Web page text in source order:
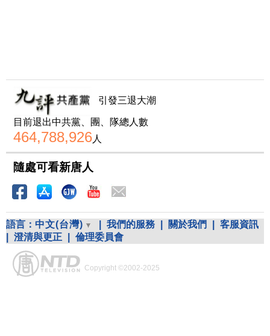
引發三退大潮
目前退出中共黨、團、隊總人數
464,788,926人
隨處可看新唐人
語言： 中文(台灣) 我們的服務 關於我們
客服資訊
澄清與更正 倫理委員會
Copyright ©2002-2025